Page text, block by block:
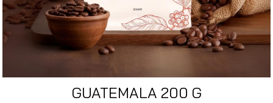
GUATEMALA 200 G